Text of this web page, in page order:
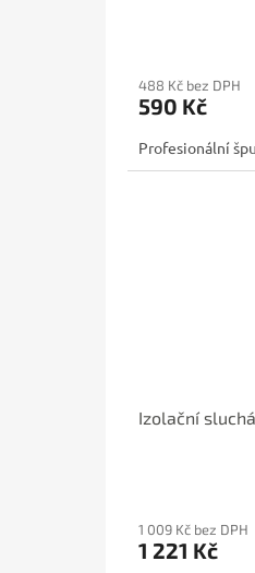
488 Kč bez DPH
590 Kč
Profesionální
Izolační
1 009 Kč bez DPH
1 221 Kč